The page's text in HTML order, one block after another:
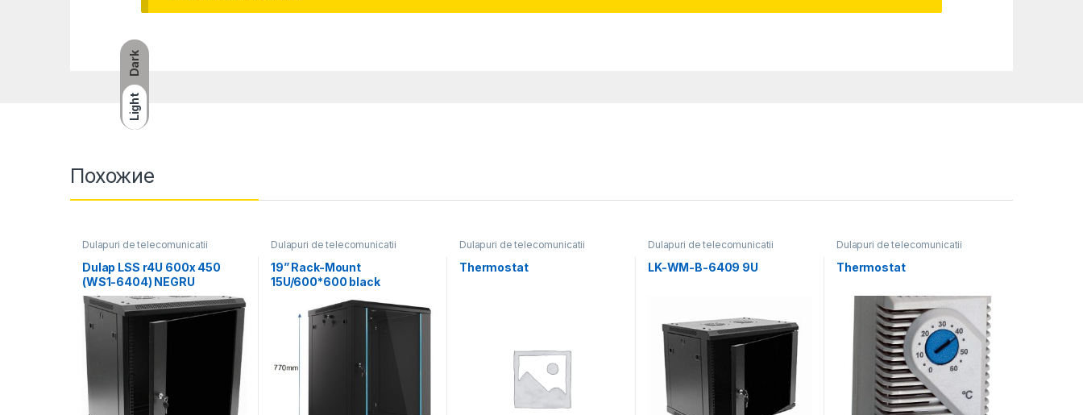
Dark
Light
Похожие
Dulapuri de telecomunicatii
Dulap LSS r4U 600x 450
(WS1-6404) NEGRU
Dulapuri de telecomunicatii
19” Rack-Mount
15U/600*600 black
Dulapuri de telecomunicatii
Thermostat
Dulapuri de telecomunicatii
LK-WM-B-6409 9U
Dulapuri de telecomunicatii
Thermostat